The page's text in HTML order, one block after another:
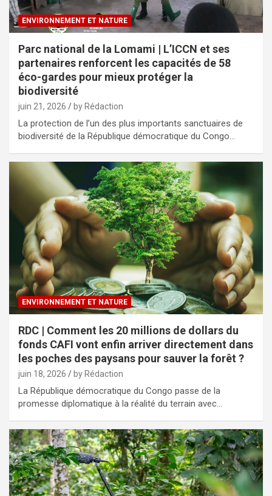
ENVIRONNEMENT ET NATURE
Parc national de la Lomami | L’ICCN et ses
partenaires renforcent les capacités de 58
éco-gardes pour mieux protéger la
biodiversité
juin 21, 2026 by Rédaction
La protection de l’un des plus importants sanctuaires de
biodiversité de la République démocratique du Congo…
ENVIRONNEMENT ET NATURE
RDC | Comment les 20 millions de dollars du
fonds CAFI vont enfin arriver directement dans
les poches des paysans pour sauver la forêt ?
juin 18, 2026 by Rédaction
La République démocratique du Congo passe de la
promesse diplomatique à la réalité du terrain avec…